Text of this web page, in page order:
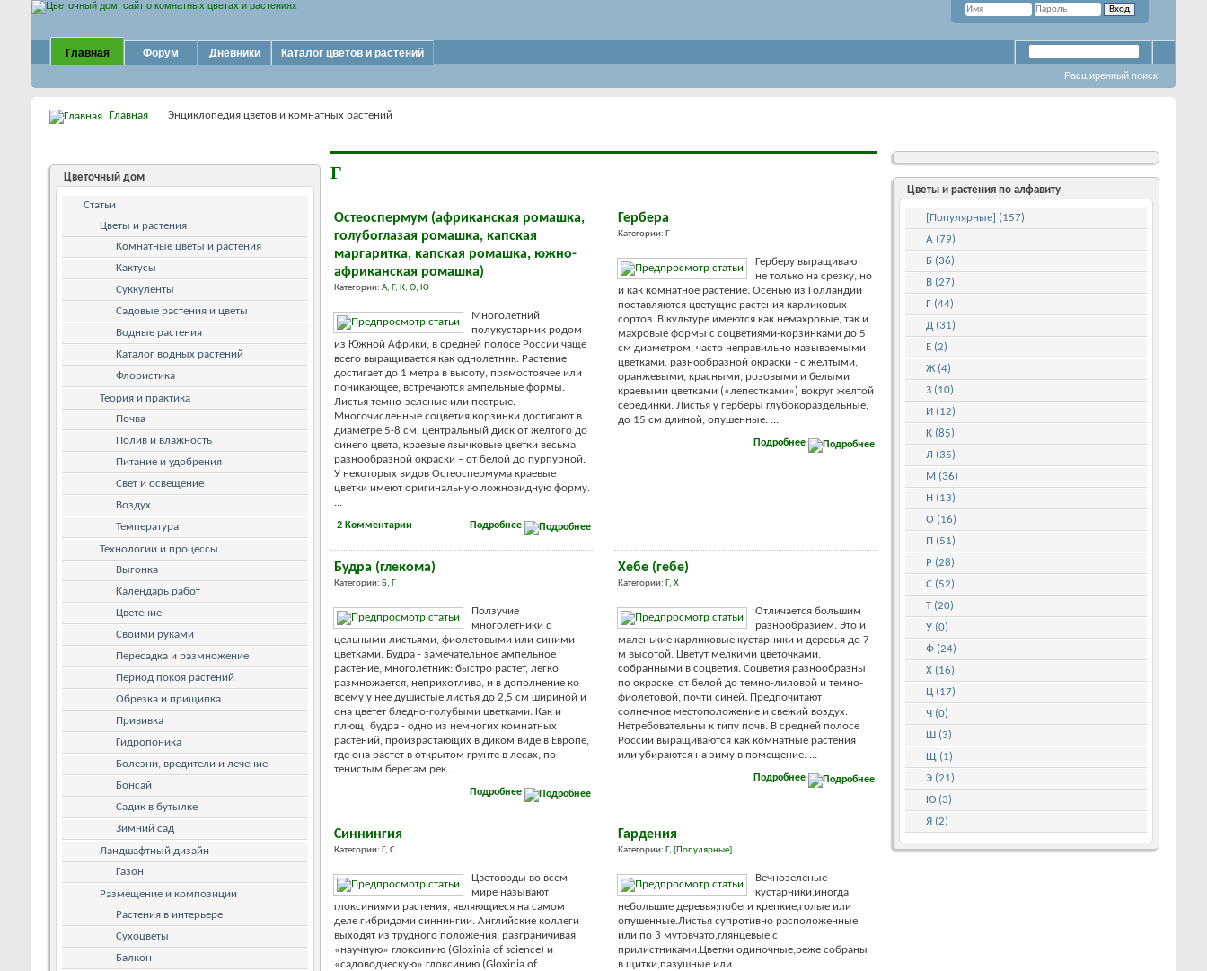
Главная Форум Дневники Каталог цветов и растений
Расширенный поиск
Главная Энциклопедия цветов и комнатных растений
Г
Остеоспермум (африканская ромашка,
голубоглазая ромашка, капская
маргаритка, капская ромашка, южно-
африканская ромашка)
Категории: А, Г, К, О, Ю
Многолетний
полукустарник родом
из Южной Африки, в средней полосе России чаще
всего выращивается как однолетник. Растение
достигает до 1 метра в высоту, прямостоячее или
поникающее, встречаются ампельные формы.
Листья темно-зеленые или пестрые.
Многочисленные соцветия корзинки достигают в
диаметре 5-8 см, центральный диск от желтого до
синего цвета, краевые язычковые цветки весьма
разнообразной окраски – от белой до пурпурной.
У некоторых видов Остеоспермума краевые
цветки имеют оригинальную ложновидную форму.
Подробнее
2 Комментарии
Гербера
Категории: Г
Герберу выращивают
не только на срезку, но
и как комнатное растение. Осенью из Голландии
поставляются цветущие растения карликовых
сортов. В культуре имеются как немахровые, так и
махровые формы с соцветиями-корзинками до 5
см диаметром, часто неправильно называемыми
цветками, разнообразной окраски - с желтыми,
оранжевыми, красными, розовыми и белыми
краевыми цветками («лепестками») вокруг желтой
серединки. Листья у герберы глубокораздельные,
до 15 см длиной, опушенные. ...
Подробнее
Будра (глекома)
Категории: Б, Г
Ползучие
многолетники с
цельными листьями, фиолетовыми или синими
цветками. Будра - замечательное ампельное
растение, многолетник: быстро растет, легко
размножается, неприхотлива, и в дополнение ко
всему у нее душистые листья до 2,5 см шириной и
она цветет бледно-голубыми цветками. Как и
плющ, будра - одно из немногих комнатных
растений, произрастающих в диком виде в Европе,
где она растет в открытом грунте в лесах, по
тенистым берегам рек. ...
Подробнее
Хебе (гебе)
Категории: Г, Х
Отличается большим
разнообразием. Это и
маленькие карликовые кустарники и деревья до 7
м высотой. Цветут мелкими цветочками,
собранными в соцветия. Соцветия разнообразны
по окраске, от белой до темно-лиловой и темно-
фиолетовой, почти синей. Предпочитают
солнечное местоположение и свежий воздух.
Нетребовательны к типу почв. В средней полосе
России выращиваются как комнатные растения
или убираются на зиму в помещение. ...
Подробнее
Синнингия
Категории: Г, С
Цветоводы во всем
мире называют
глоксиниями растения, являющиеся на самом
деле гибридами синнингии. Английские коллеги
выходят из трудного положения, разграничивая
«научную» глоксинию (Gloxinia of science) и
«садоводческую» глоксинию (Gloxinia of
Гардения
Категории: Г, [Популярные]
Вечнозеленые
кустарники,иногда
небольшие деревья;побеги крепкие,голые или
опушенные.Листья супротивно расположенные
или по 3 мутовчато,глянцевые с
прилистниками.Цветки одиночные,реже собраны
в щитки,пазушные или
Цветы и растения по алфавиту
[Популярные] (157)
А (79)
Б (36)
В (27)
Г (44)
Д (31)
Е (2)
Ж (4)
З (10)
И (12)
К (85)
Л (35)
М (36)
Н (13)
О (16)
П (51)
Р (28)
С (52)
Т (20)
У (0)
Ф (24)
Х (16)
Ц (17)
Ч (0)
Ш (3)
Щ (1)
Э (21)
Ю (3)
Я (2)
Цветочный дом
Статьи
Цветы и растения
Комнатные цветы и растения
Кактусы
Суккуленты
Садовые растения и цветы
Водные растения
Каталог водных растений
Флористика
Теория и практика
Почва
Полив и влажность
Питание и удобрения
Свет и освещение
Воздух
Температура
Технологии и процессы
Выгонка
Календарь работ
Цветение
Своими руками
Пересадка и размножение
Период покоя растений
Обрезка и прищипка
Прививка
Гидропоника
Болезни, вредители и лечение
Бонсай
Садик в бутылке
Зимний сад
Ландшафтный дизайн
Газон
Размещение и композиции
Растения в интерьере
Сухоцветы
Балкон